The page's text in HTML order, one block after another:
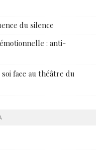
du silence
: anti-
face au théâtre du